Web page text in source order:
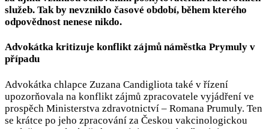
služeb. Tak by nevzniklo časové období, během kterého
odpovědnost nenese nikdo.
Advokátka kritizuje konflikt zájmů náměstka Prymuly v
případu
Advokátka chlapce Zuzana Candigliota také v řízení
upozorňovala na konflikt zájmů zpracovatele vyjádření ve
prospěch Ministerstva zdravotnictví – Romana Prumuly. Ten
se krátce po jeho zpracování za Českou vakcinologickou